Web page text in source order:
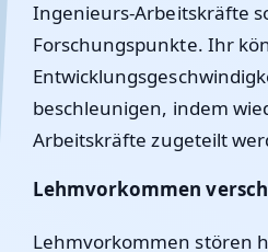
Ingenieurs-Arbeitskräfte
Forschungspunkte. Ihr
beschleunigen, indem
Arbeitskräfte zugeteilt
Lehmvorkommen
Lehmvorkommen stören